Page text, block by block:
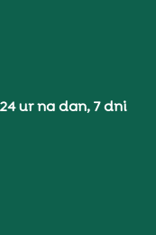
ur na dan, 7 dni